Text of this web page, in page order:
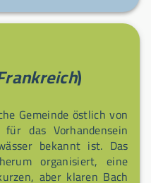
um die Fahrt
)
Gemeinde östlich von
das Vorhandensein
bekannt ist. Das
herum organisiert, eine
aber klaren Bach